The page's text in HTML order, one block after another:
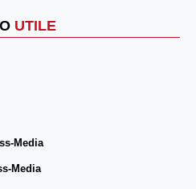
UTILE
Media
Media